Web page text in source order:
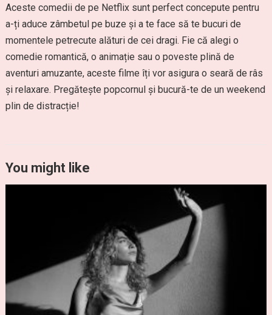
Aceste comedii de pe Netflix sunt perfect concepute pentru
a-ți aduce zâmbetul pe buze și a te face să te bucuri de
momentele petrecute alături de cei dragi. Fie că alegi o
comedie romantică, o animație sau o poveste plină de
aventuri amuzante, aceste filme îți vor asigura o seară de râs
și relaxare. Pregătește popcornul și bucură-te de un weekend
plin de distracție!
You might like